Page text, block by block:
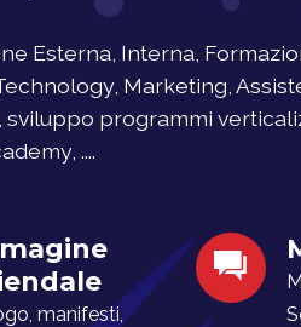
Esterna, Interna,
Marketing,
sviluppo programmi
....
manifesti,